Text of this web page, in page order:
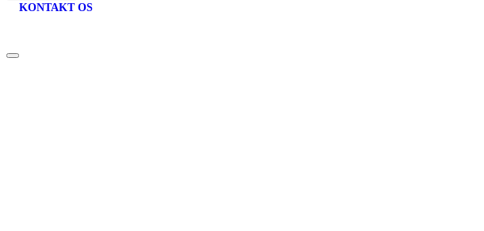
KONTAKT OS